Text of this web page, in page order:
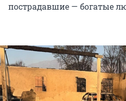
пострадавшие — богатые